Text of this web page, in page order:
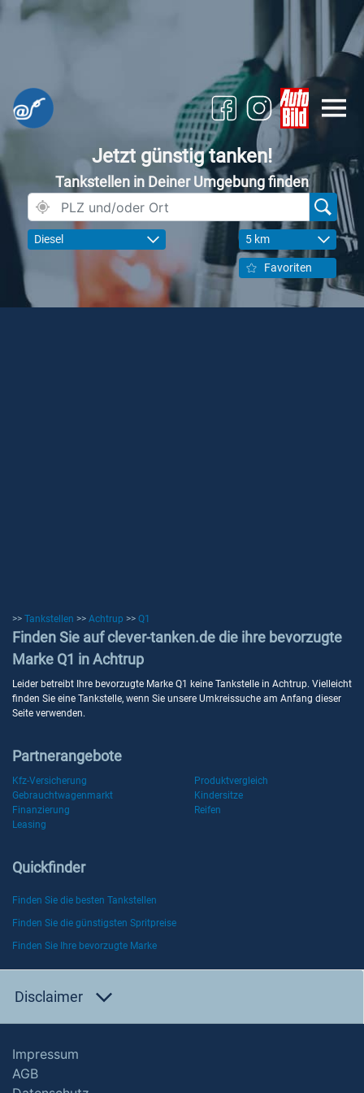
Jetzt günstig tanken!
Tankstellen in Deiner Umgebung finden
Diesel 5 km
Favoriten
>> Tankstellen >> Achtrup >> Q1
Finden Sie auf clever-tanken.de die ihre bevorzugte
Marke Q1 in Achtrup
Leider betreibt Ihre bevorzugte Marke Q1 keine Tankstelle in Achtrup. Vielleicht
finden Sie eine Tankstelle, wenn Sie unsere Umkreissuche am Anfang dieser
Seite verwenden.
Partnerangebote
Kfz-Versicherung
Produktvergleich
Gebrauchtwagenmarkt
Kindersitze
Finanzierung
Reifen
Leasing
Quickfinder
Finden Sie die besten Tankstellen
Finden Sie die günstigsten Spritpreise
Finden Sie Ihre bevorzugte Marke
Disclaimer
Impressum
AGB